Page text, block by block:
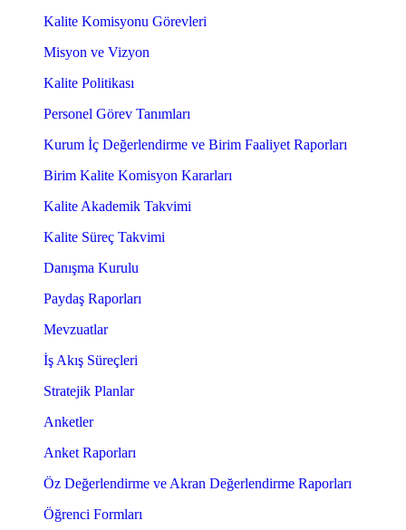
Kalite Komisyonu Görevleri
Misyon ve Vizyon
Kalite Politikası
Personel Görev Tanımları
Kurum İç Değerlendirme ve Birim Faaliyet Raporları
Birim Kalite Komisyon Kararları
Kalite Akademik Takvimi
Kalite Süreç Takvimi
Danışma Kurulu
Paydaş Raporları
Mevzuatlar
İş Akış Süreçleri
Stratejik Planlar
Anketler
Anket Raporları
Öz Değerlendirme ve Akran Değerlendirme Raporları
Öğrenci Formları